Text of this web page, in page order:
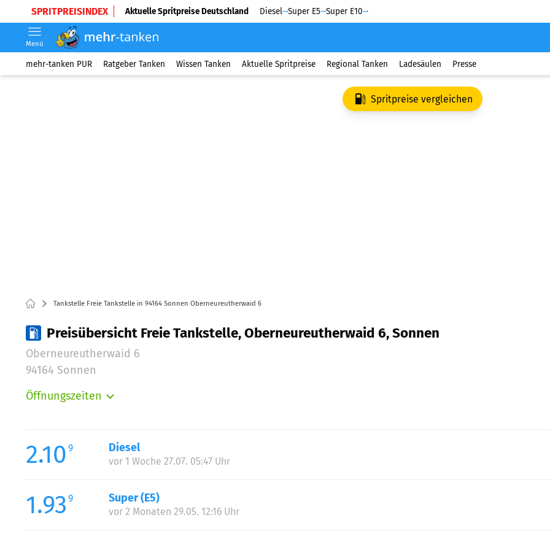
SPRITPREISINDEX Aktuelle Spritpreise Deutschland Diesel Super E5 Super E10
Menü
mehr-tanken PUR Ratgeber Tanken Wissen Tanken Aktuelle Spritpreise Regional Tanken Ladesäulen Presse
Spritpreise vergleichen
Tankstelle Freie Tankstelle in 94164 Sonnen Oberneureutherwaid 6
Preisübersicht Freie Tankstelle, Oberneureutherwaid 6, Sonnen
Oberneureutherwaid 6
94164 Sonnen
Öffnungszeiten
Mittwoch:
Donnerstag:
Samstag:
Sonntag:
2.10 9 Diesel
vor 1 Woche 27.07. 05:47 Uhr
1.93 9 Super (E5)
vor 2 Monaten 29.05. 12:16 Uhr